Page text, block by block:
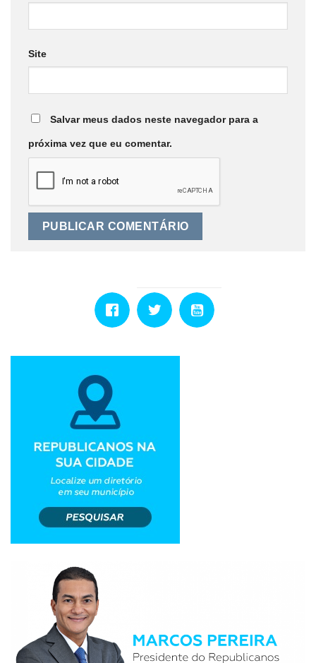
Site
Salvar meus dados neste navegador para a
próxima vez que eu comentar.